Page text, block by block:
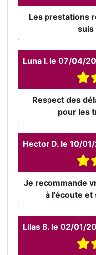
Les prestations
suis
Luna I. le 07/04/
Respect des
pour les
Hector D. le 10/
Je recommande
à l'écoute et
Lilas B. le 02/01/